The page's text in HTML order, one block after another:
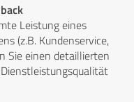
Leistung eines
(z.B. Kundenservice,
Sie einen detaillierten